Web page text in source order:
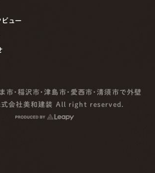
ビュー
市・稲沢市・津島市・愛西市・清須市で外壁
会社美和建装 All right reserved.